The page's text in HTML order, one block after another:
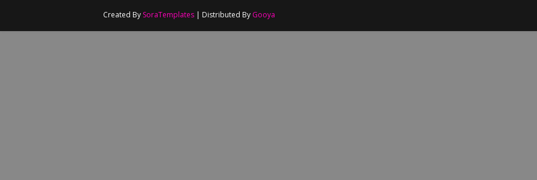
Created By SoraTemplates | Distributed By Gooya